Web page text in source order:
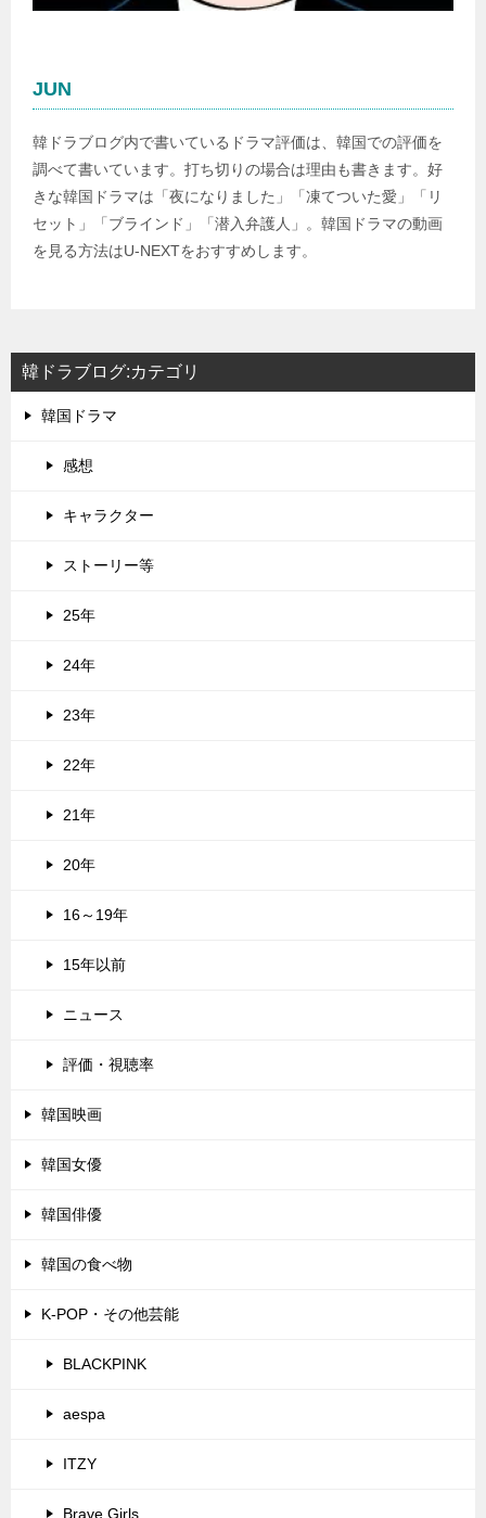
JUN
韓ドラブログ内で書いているドラマ評価は、韓国での評価を
調べて書いています。打ち切りの場合は理由も書きます。好
きな韓国ドラマは「夜になりました」「凍てついた愛」「リ
セット」「ブラインド」「潜入弁護人」。韓国ドラマの動画
を見る方法はU-NEXTをおすすめします。
韓ドラブログ:カテゴリ
韓国ドラマ
感想
キャラクター
ストーリー等
25年
24年
23年
22年
21年
20年
16～19年
15年以前
ニュース
評価・視聴率
韓国映画
韓国女優
韓国俳優
韓国の食べ物
K-POP・その他芸能
BLACKPINK
aespa
ITZY
Brave Girls